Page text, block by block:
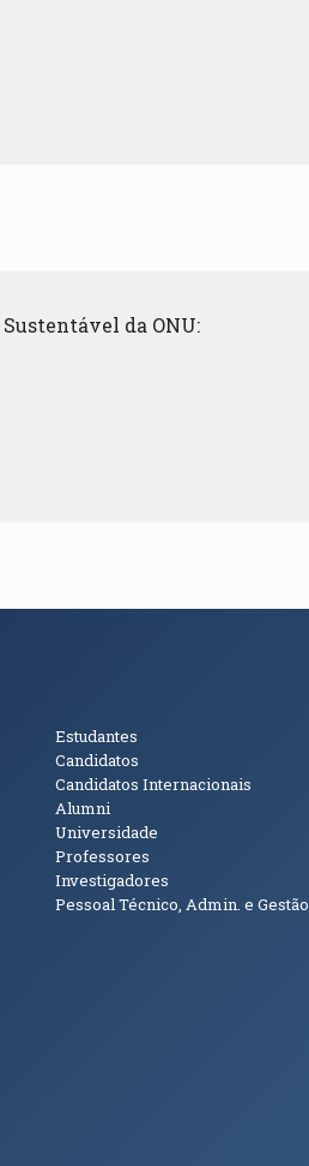
da ONU:
Públicos
Estudantes
Candidatos
Candidatos Internacionais
Alumni
Universidade
Professores
Investigadores
Pessoal Técnico, Admin. e Gestão